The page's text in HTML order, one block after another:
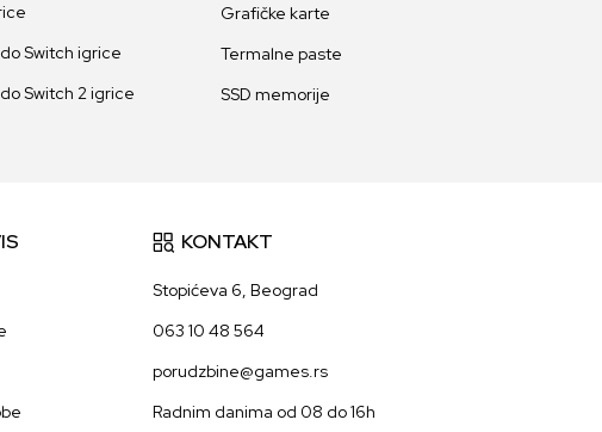
Switch igrice
Switch 2 igrice
Grafičke karte
Termalne paste
SSD memorije
KONTAKT
Stopićeva 6, Beograd
063 10 48 564
porudzbine@games.rs
Radnim danima od 08 do 16h